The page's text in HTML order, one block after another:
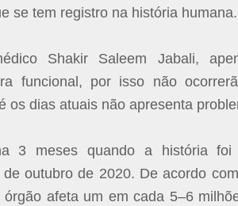
se tem registro na história humana.
Shakir Saleem Jabali,
funcional, por isso não
os dias atuais não apresenta
3 meses quando a história foi
outubro de 2020. De acordo
órgão afeta um em cada 5–6